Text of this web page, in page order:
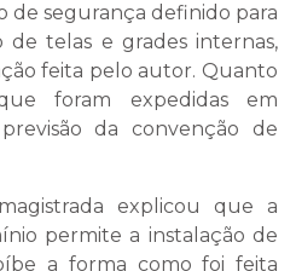
de segurança definido para
telas e grades internas,
feita pelo autor. Quanto
foram expedidas em
da convenção de
explicou que a
permite a instalação de
a forma como foi feita